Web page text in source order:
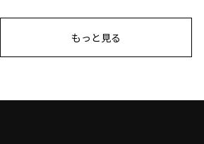
もっと見る